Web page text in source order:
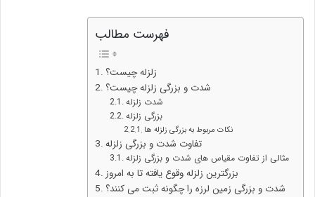
فهرست مطالب
زلزله چیست؟
شدت و بزرگی زلزله چیست؟
شدت زلزله
بزرگی زلزله
نکات مربوط به بزرگی زلزله ها
تفاوت شدت و بزرگی زلزله
مثالی از تفاوت مقیاس های شدت و بزرگی زلزله
بزرگترین زلزله وقوع یافته تا به امروز
شدت و بزرگی زمین لرزه را چگونه ثبت می کنند؟